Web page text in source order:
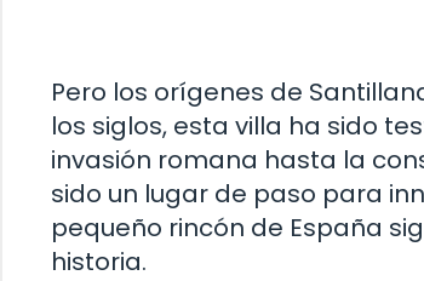
Pero los orígenes de
los siglos, esta villa ha sido
invasión romana hasta la
sido un lugar de paso para
pequeño rincón de España
historia.